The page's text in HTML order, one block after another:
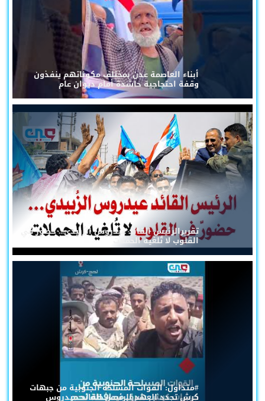
أبناء العاصمة عدن بمختلف مكوناتهم ينفذون
وقفة احتجاجية حاشدة أمام ديوان عام
تقريرالرئيس القائد عيدروس الزُبيدي... حضورٌ في
القلوب لا تُلغيه الحملات
#متداول: القوات المسلحة الجنوبية من جبهات
كرش تجدد العهد للرئيس القائد عيدروس